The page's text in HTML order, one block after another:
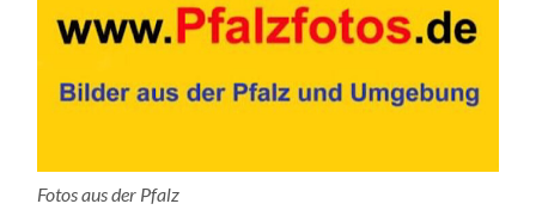
Fotos aus der Pfalz